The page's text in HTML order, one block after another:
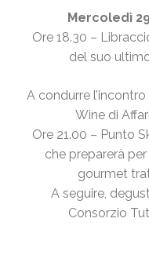
Mercoledì
Ore 18.30 –
del suo
A condurre
Wine di
Ore 21.00 – Punto
che preparerà
gourmet
A seguire,
Consorzio